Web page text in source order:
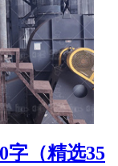
字（精选35